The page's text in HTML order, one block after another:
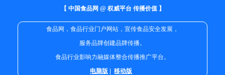
【 中国食品网 @ 权威平台 传播价值 】
食品网，食品行业门户网站，宣传食品安全发展，
服务品牌创建品牌传播。
食品行业影响力融媒体整合传播推广平台。
电脑版 | 移动版